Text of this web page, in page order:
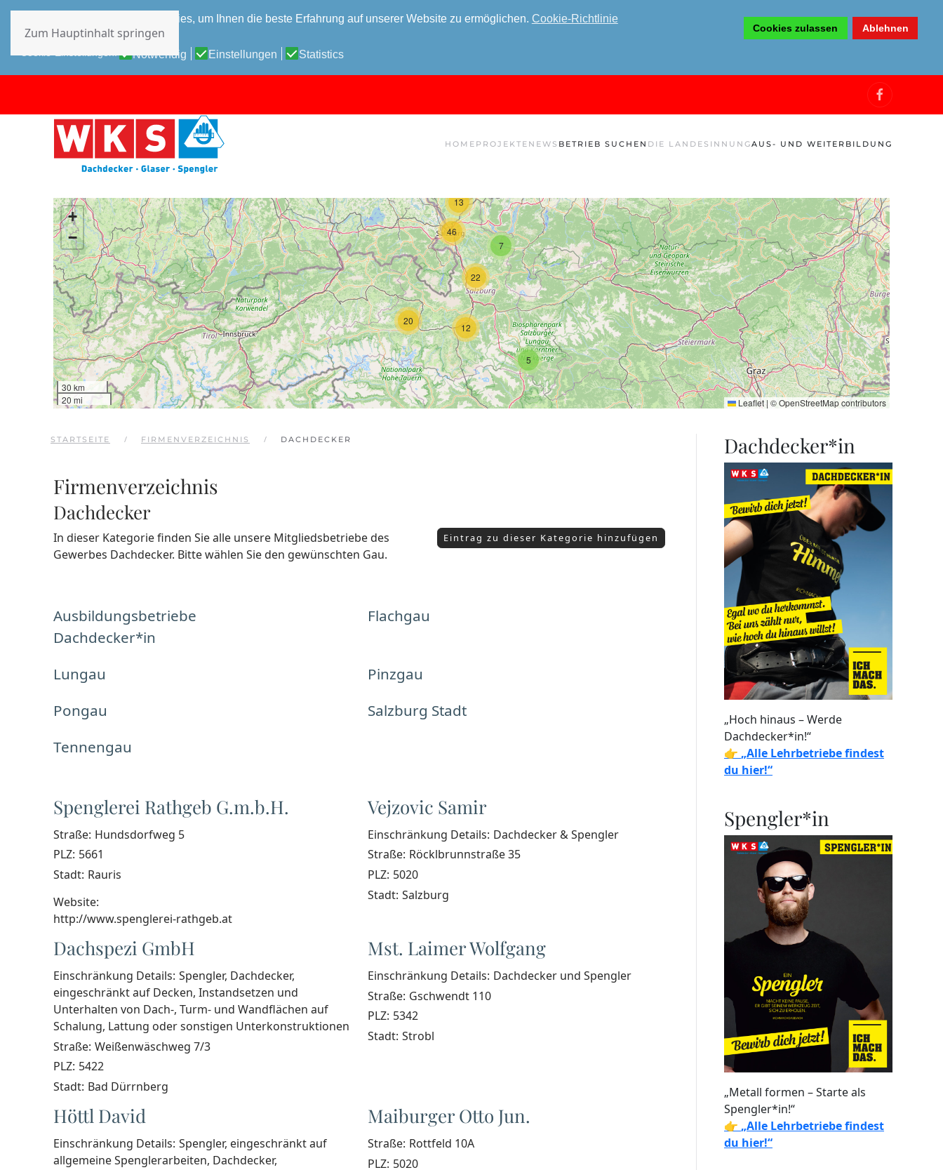
Diese Website verwendet Cookies, um Ihnen die beste Erfahrung auf unserer Website zu ermöglichen. Cookie-Richtlinie
Datenschutz-Bestimmungen
Cookies zulassen Ablehnen
Notwendig Einstellungen Statistics
Zum Hauptinhalt springen
HOME PROJEKTE NEWS BETRIEB SUCHEN DIE LANDESINNUNGAUS- UND WEITERBILDUNG
13
7
46
20
22
12
5
+
−
30 km
20 mi
Leaflet | ©OpenStreetMapcontributors
STARTSEITE FIRMENVERZEICHNIS DACHDECKER
Firmenverzeichnis
Dachdecker
Eintrag zu dieser Kategorie hinzufügen
In dieser Kategorie finden Sie alle unsere Mitgliedsbetriebe des
Gewerbes Dachdecker. Bitte wählen Sie den gewünschten Gau.
Ausbildungsbetriebe
Dachdecker*in
Flachgau
Lungau
Pinzgau
Pongau
Salzburg Stadt
Tennengau
Spenglerei Rathgeb G.m.b.H.
Straße: Hundsdorfweg 5
PLZ: 5661
Stadt: Rauris
Website:
http://www.spenglerei-rathgeb.at
Vejzovic Samir
Einschränkung Details: Dachdecker & Spengler
Straße: Röcklbrunnstraße 35
PLZ: 5020
Stadt: Salzburg
Dachspezi GmbH
Einschränkung Details: Spengler, Dachdecker,
eingeschränkt auf Decken, Instandsetzen und
Unterhalten von Dach-, Turm- und Wandflächen auf
Schalung, Lattung oder sonstigen Unterkonstruktionen
Straße: Weißenwäschweg 7/3
PLZ: 5422
Stadt: Bad Dürrnberg
Mst. Laimer Wolfgang
Einschränkung Details: Dachdecker und Spengler
Straße: Gschwendt 110
PLZ: 5342
Stadt: Strobl
Höttl David
Einschränkung Details: Spengler, eingeschränkt auf
allgemeine Spenglerarbeiten, Dachdecker,
Maiburger Otto Jun.
Straße: Rottfeld 10A
PLZ: 5020
Dachdecker*in
„Hoch hinaus – Werde
Dachdecker*in!“
👉 „Alle Lehrbetriebe findest
du hier!“
Spengler*in
„Metall formen – Starte als
Spengler*in!“
👉 „Alle Lehrbetriebe findest
du hier!“